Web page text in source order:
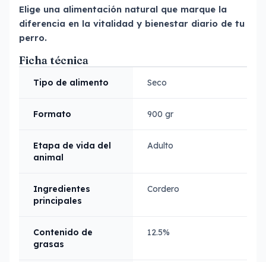
Elige una alimentación natural que marque la
diferencia en la vitalidad y bienestar diario de tu
perro.
Ficha técnica
Tipo de alimento Seco
Formato 900 gr
Etapa de vida del
animal
Adulto
Ingredientes
principales
Cordero
Contenido de
grasas
12.5%